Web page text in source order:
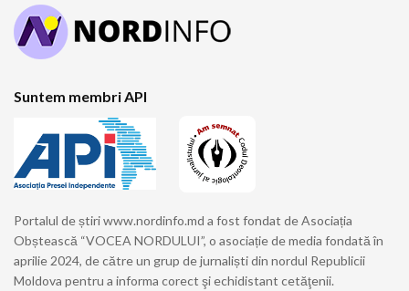
Suntem membri API
Portalul de știri www.nordinfo.md a fost fondat de Asociația
Obștească “VOCEA NORDULUI”, o asociație de media fondată în
aprilie 2024, de către un grup de jurnaliști din nordul Republicii
Moldova pentru a informa corect şi echidistant cetăţenii.